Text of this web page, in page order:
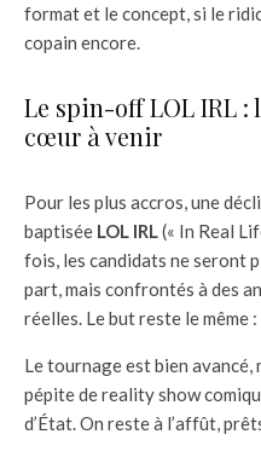
format et le concept, si le
copain encore.
Le spin-off LOL IRL :
cœur à venir
Pour les plus accros, une
baptisée LOL IRL(« In Real
fois, les candidats ne seront
part, mais confrontés à des
réelles. Le but reste le même
Le tournage est bien
pépite de reality show
d’État. On reste à l’affût,